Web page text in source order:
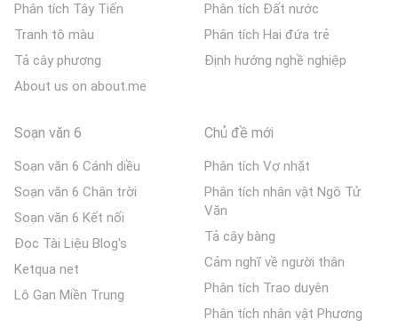
Phân tích Tây Tiến
Tranh tô màu
Tả cây phượng
About us on about.me
Phân tích Đất nước
Phân tích Hai đứa trẻ
Định hướng nghề nghiệp
Soạn văn 6
Soạn văn 6 Cánh diều
Soạn văn 6 Chân trời
Soạn văn 6 Kết nối
Đọc Tài Liệu Blog's
Ketqua net
Lô Gan Miền Trung
Chủ đề mới
Phân tích Vợ nhặt
Phân tích nhân vật Ngô Tử
Văn
Tả cây bàng
Cảm nghĩ về người thân
Phân tích Trao duyên
Phân tích nhân vật Phương